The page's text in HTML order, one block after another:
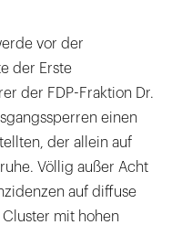
vor der
der Erste
der FDP-Fraktion Dr.
einen
der allein auf
Völlig außer Acht
auf diffuse
mit hohen